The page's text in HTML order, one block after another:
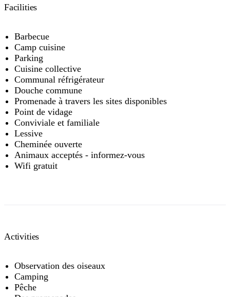
Facilities
Barbecue
Camp cuisine
Parking
Cuisine collective
Communal réfrigérateur
Douche commune
Promenade à travers les sites disponibles
Point de vidage
Conviviale et familiale
Lessive
Cheminée ouverte
Animaux acceptés - informez-vous
Wifi gratuit
Activities
Observation des oiseaux
Camping
Pêche